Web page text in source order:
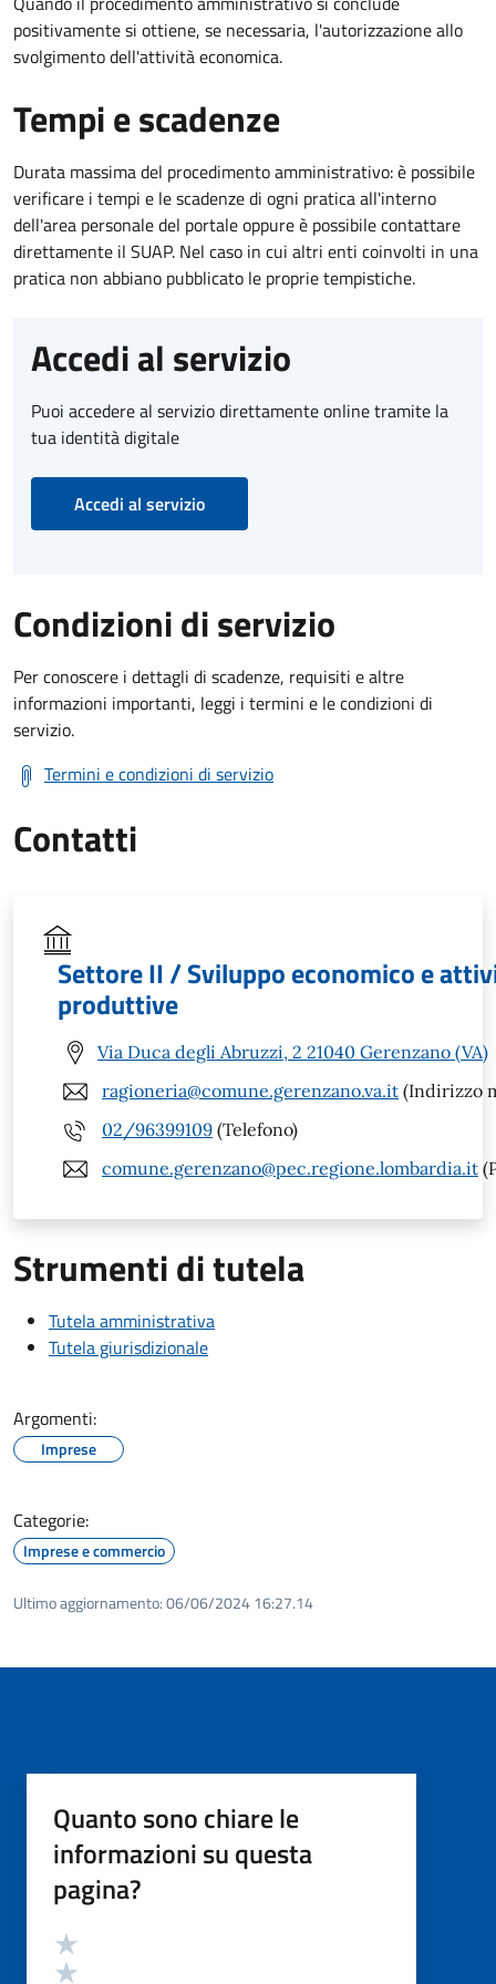
positivamente si ottiene, se necessaria, l'autorizzazione allo
svolgimento dell'attività economica.
Tempi e scadenze
Durata massima del procedimento amministrativo: è possibile
verificare i tempi e le scadenze di ogni pratica all'interno
dell'area personale del portale oppure è possibile contattare
direttamente il SUAP. Nel caso in cui altri enti coinvolti in una
pratica non abbiano pubblicato le proprie tempistiche.
Accedi al servizio
Puoi accedere al servizio direttamente online tramite la
tua identità digitale
Accedi al servizio
Condizioni di servizio
Per conoscere i dettagli di scadenze, requisiti e altre
informazioni importanti, leggi i termini e le condizioni di
servizio.
Termini e condizioni di servizio
Contatti
Settore II / Sviluppo economico e
produttive
Via Duca degli Abruzzi, 2 21040 Gerenzano (VA)
ragioneria@comune.gerenzano.va.it (Indirizzo
02/96399109 (Telefono)
comune.gerenzano@pec.regione.lombardia.it
Strumenti di tutela
Tutela amministrativa
Tutela giurisdizionale
Argomenti:
Imprese
Categorie:
Imprese e commercio
Ultimo aggiornamento:06/06/2024 16:27.14
Quanto sono chiare le
informazioni su questa
pagina?
Valutazione